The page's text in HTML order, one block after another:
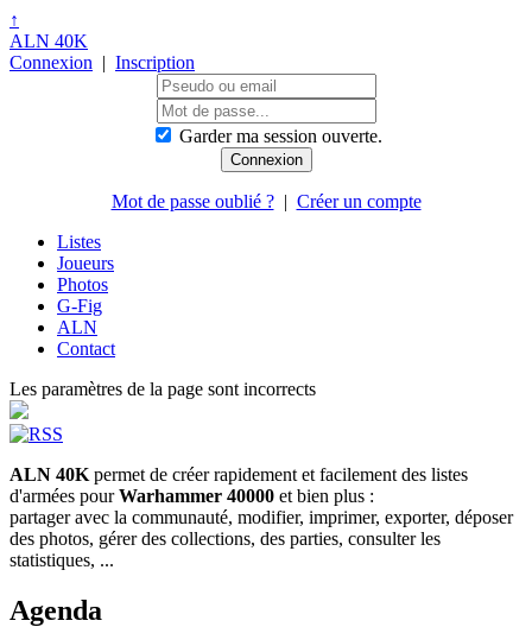
↑
ALN 40K
Connexion | Inscription
Garder ma session ouverte.
Mot de passe oublié ?| Créer un compte
Listes
Joueurs
Photos
G-Fig
ALN
Contact
Les paramètres de la page sont incorrects
ALN 40K permet de créer rapidement et facilement des listes
d'armées pourWarhammer 40000 et bien plus :
partager avec la communauté, modifier, imprimer, exporter, déposer
des photos, gérer des collections, des parties, consulter les
statistiques, ...
Agenda